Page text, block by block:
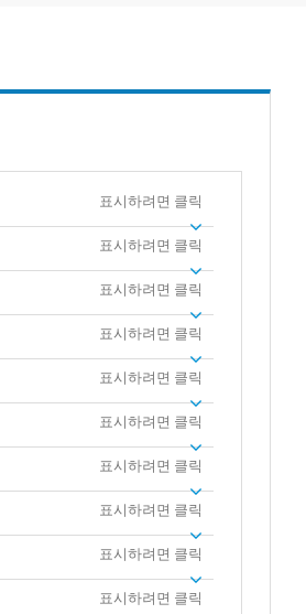
표시하려면 클릭
표시하려면 클릭
표시하려면 클릭
표시하려면 클릭
표시하려면 클릭
표시하려면 클릭
표시하려면 클릭
표시하려면 클릭
표시하려면 클릭
표시하려면 클릭